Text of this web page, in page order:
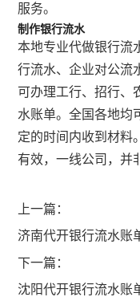
服务。
制作银行流水
本地专业代做银行流
行流水、企业对公流
可办理工行、招行、
水账单。全国各地均
定的时间内收到材料
有效，一线公司，并
上一篇：
济南代开银行流水账
下一篇：
沈阳代开银行流水账